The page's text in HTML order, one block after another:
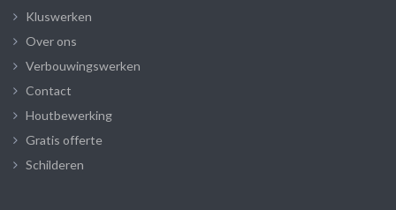
Kluswerken
Over ons
Verbouwingswerken
Contact
Houtbewerking
Gratis offerte
Schilderen